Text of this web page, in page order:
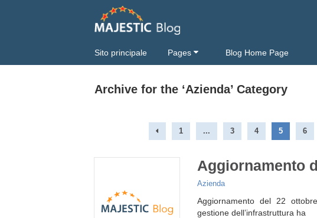
Sito principale Pages Blog Home Page
Archive for the ‘Azienda’ Category
1 ... 3 4 5 6
Aggiornamento
Azienda
Aggiornamento del 22
gestione dell’infrastruttura ha